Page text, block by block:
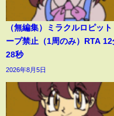
（無編集）ミラクルロピット
ープ禁止（1周のみ）RTA 12
28秒
2026年8月5日